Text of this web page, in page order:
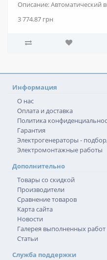
Описание: Автоматический
3 774.87 грн
Информация
О нас
Оплата и доставка
Политика
Гарантия
Электрогенераторы -
Электромонтажные работы
Дополнительно
Товары со скидкой
Производители
Сравнение товаров
Карта сайта
Новости
Галерея выполненных работ
Статьи
Служба поддержки